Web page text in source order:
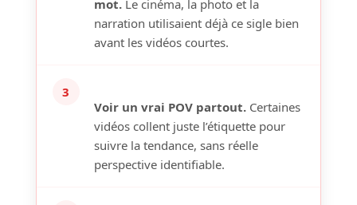
mot.Le cinéma, la photo et la
narration utilisaient déjà ce sigle bien
avant les vidéos courtes.
3
Voir un vrai POV partout.Certaines
vidéos collent juste l’étiquette pour
suivre la tendance, sans réelle
perspective identifiable.